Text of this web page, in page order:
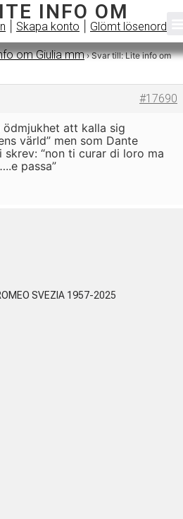
Skapa konto Glömt lösenord
INFO OM
om Giulia mm › Svar till: Lite info om
#17690
ödmjukhet att kalla sig
värld” men som Dante
skrev: “non ti curar di loro ma
passa”
SVEZIA 1957-2025